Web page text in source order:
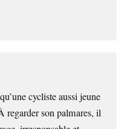
cycliste aussi jeune
regarder son palmares, il